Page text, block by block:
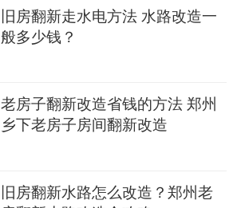
旧房翻新走水电方法 水路改造一
般多少钱？
老房子翻新改造省钱的方法 郑州
乡下老房子房间翻新改造
旧房翻新水路怎么改造？郑州老